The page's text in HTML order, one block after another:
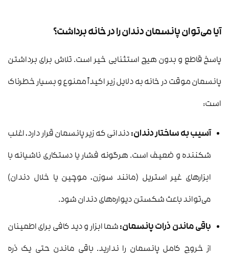
آیا می‌توان پانسمان دندان را در خانه برداشت؟
پاسخ قاطع و بدون هیچ استثنایی خیر است. تلاش برای برداشتن
پانسمان موقت در خانه به دلایل زیر اکیداً ممنوع و بسیار خطرناک
است:
آسیب به ساختار دندان:دندانی که زیر پانسمان قرار دارد، اغلب
شکننده و ضعیف است. هرگونه فشار یا دستکاری ناشیانه با
ابزارهای غیر استریل (مانند سوزن، موچین یا خلال دندان)
می‌تواند باعث شکستن دیواره‌های دندان شود.
باقی ماندن ذرات پانسمان:شما ابزار و دید کافی برای اطمینان
از خروج کامل پانسمان را ندارید. باقی ماندن حتی یک ذره